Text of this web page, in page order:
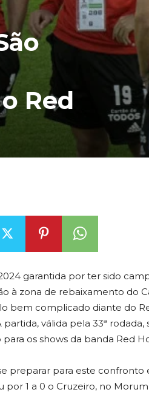
Red
garantida por ter sido
à zona de rebaixamento do
bem complicado diante do
válida pela 33ª rodada,
os shows da banda Red
preparar para este confronto
1 a 0 o Cruzeiro, no